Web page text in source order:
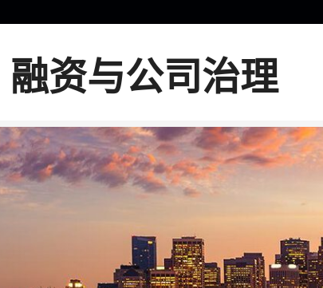
融资与公司治理